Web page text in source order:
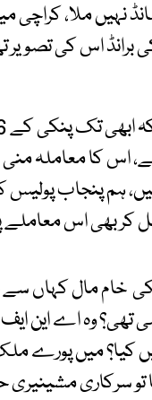
نہیں ملا،
برانڈ اس کی
روپے نکلے، اس کا
ہم پنجاب
کر بھی اس معاملے
خام مال کہاں
کیا؟ میں
سرکاری